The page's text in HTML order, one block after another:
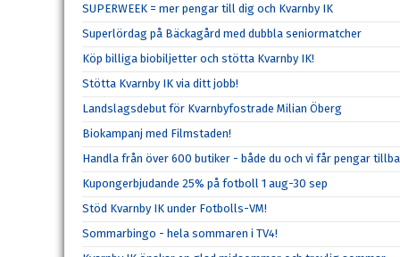
SUPERWEEK = mer pengar till dig och Kvarnby IK
Superlördag på Bäckagård med dubbla seniormatcher
Köp billiga biobiljetter och stötta Kvarnby IK!
Stötta Kvarnby IK via ditt jobb!
Landslagsdebut för Kvarnbyfostrade Milian Öberg
Biokampanj med Filmstaden!
Handla från över 600 butiker - både du och vi får pengar
Kupongerbjudande 25% på fotboll 1 aug-30 sep
Stöd Kvarnby IK under Fotbolls-VM!
Sommarbingo - hela sommaren i TV4!